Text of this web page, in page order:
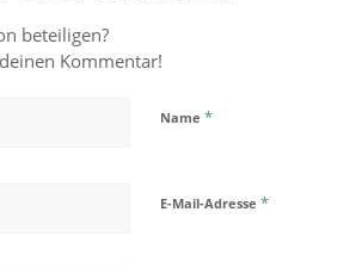
beteiligen?
Kommentar!
Name *
E-Mail-Adresse *